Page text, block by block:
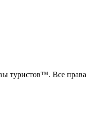
туристов™. Все права